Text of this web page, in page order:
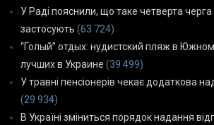
У Раді пояснили, що таке четверта черга
застосують (63 724)
“Голый” отдых: нудистский пляж в
лучших в Украине (39 499)
У травні пенсіонерів чекає додаткова
(29 934)
В Україні зміниться порядок надання